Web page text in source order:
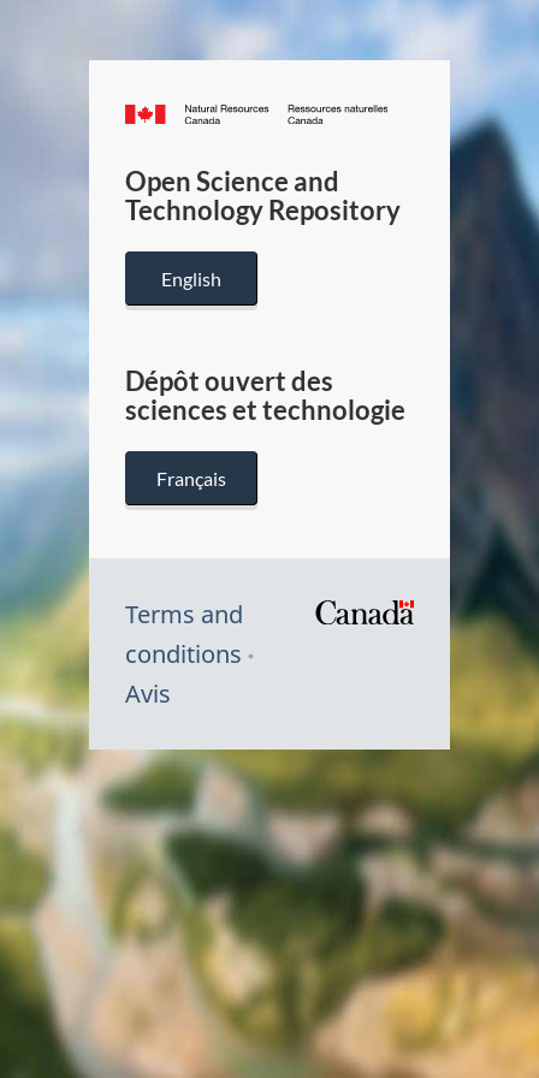
Canada.ca
/
Canada
Open Science and
Technology Repository
English
Dépôt ouvert des
sciences et technologie
Français
Terms and
conditions
Avis
Canada